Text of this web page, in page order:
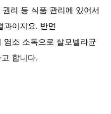
리 등 식품 관리에 있어서
과이지요. 반면
소 소독으로 살모넬라균
합니다.